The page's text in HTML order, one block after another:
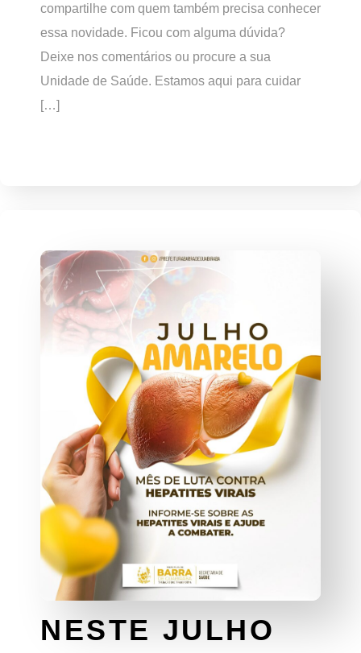
compartilhe com quem também precisa conhecer
essa novidade. Ficou com alguma dúvida?
Deixe nos comentários ou procure a sua
Unidade de Saúde. Estamos aqui para cuidar
[…]
NESTE JULHO